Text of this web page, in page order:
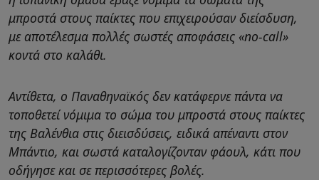
μπροστά στους παίκτες που επιχειρούσαν διείσδυση,
με αποτέλεσμα πολλές σωστές αποφάσεις «no-call»
κοντά στο καλάθι.
Αντίθετα, ο Παναθηναϊκός δεν κατάφερνε πάντα να
τοποθετεί νόμιμα το σώμα του μπροστά στους παίκτες
της Βαλένθια στις διεισδύσεις, ειδικά απέναντι στον
Μπάντιο, και σωστά καταλογίζονταν φάουλ, κάτι που
οδήγησε και σε περισσότερες βολές.